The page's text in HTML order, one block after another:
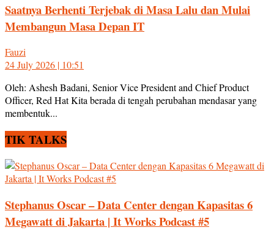
Saatnya Berhenti Terjebak di Masa Lalu dan Mulai
Membangun Masa Depan IT
Fauzi
24 July 2026 | 10:51
Oleh: Ashesh Badani, Senior Vice President and Chief Product
Officer, Red Hat Kita berada di tengah perubahan mendasar yang
membentuk...
TIK TALKS
Stephanus Oscar – Data Center dengan Kapasitas 6
Megawatt di Jakarta | It Works Podcast #5